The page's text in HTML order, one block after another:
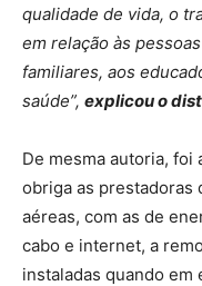
qualidade de vida, o
em relação às
familiares, aos
saúde”, explicou o
De mesma autoria, foi
obriga as prestadoras
aéreas, com as de
cabo e internet, a
instaladas quando em